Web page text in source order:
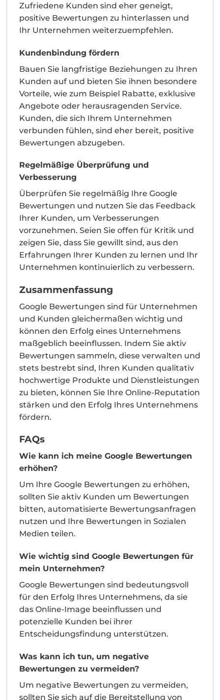
Zufriedene Kunden sind eher geneigt,
positive Bewertungen zu hinterlassen und
Ihr Unternehmen weiterzuempfehlen.
Kundenbindung fördern
Bauen Sie langfristige Beziehungen zu Ihren
Kunden auf und bieten Sie ihnen besondere
Vorteile, wie zum Beispiel Rabatte, exklusive
Angebote oder herausragenden Service.
Kunden, die sich Ihrem Unternehmen
verbunden fühlen, sind eher bereit, positive
Bewertungen abzugeben.
Regelmäßige Überprüfung und
Verbesserung
Überprüfen Sie regelmäßig Ihre Google
Bewertungen und nutzen Sie das Feedback
Ihrer Kunden, um Verbesserungen
vorzunehmen. Seien Sie offen für Kritik und
zeigen Sie, dass Sie gewillt sind, aus den
Erfahrungen Ihrer Kunden zu lernen und Ihr
Unternehmen kontinuierlich zu verbessern.
Zusammenfassung
Google Bewertungen sind für Unternehmen
und Kunden gleichermaßen wichtig und
können den Erfolg eines Unternehmens
maßgeblich beeinflussen. Indem Sie aktiv
Bewertungen sammeln, diese verwalten und
stets bestrebt sind, Ihren Kunden qualitativ
hochwertige Produkte und Dienstleistungen
zu bieten, können Sie Ihre Online-Reputation
stärken und den Erfolg Ihres Unternehmens
fördern.
FAQs
Wie kann ich meine Google Bewertungen
erhöhen?
Um Ihre Google Bewertungen zu erhöhen,
sollten Sie aktiv Kunden um Bewertungen
bitten, automatisierte Bewertungsanfragen
nutzen und Ihre Bewertungen in Sozialen
Medien teilen.
Wie wichtig sind Google Bewertungen für
mein Unternehmen?
Google Bewertungen sind bedeutungsvoll
für den Erfolg Ihres Unternehmens, da sie
das Online-Image beeinflussen und
potenzielle Kunden bei ihrer
Entscheidungsfindung unterstützen.
Was kann ich tun, um negative
Bewertungen zu vermeiden?
Um negative Bewertungen zu vermeiden,
sollten Sie sich auf die Bereitstellung von